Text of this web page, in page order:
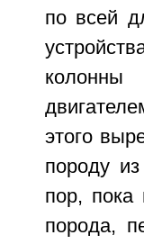
по всей
этого
породу
пор, пока
порода,